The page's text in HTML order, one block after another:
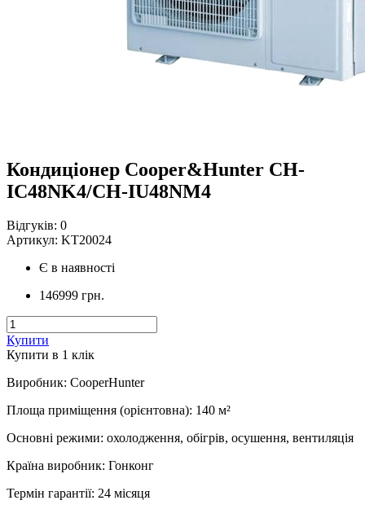
Кондиціонер Cooper&Hunter CH-
IC48NK4/CH-IU48NM4
Відгуків: 0
Артикул: KT20024
Є в наявності
146999 грн.
Купити
Купити в 1 клiк
Виробник: CooperHunter
Площа приміщення (орієнтовна): 140 м²
Основні режими: охолодження, обігрів, осушення, вентиляція
Країна виробник: Гонконг
Термін гарантії: 24 місяця